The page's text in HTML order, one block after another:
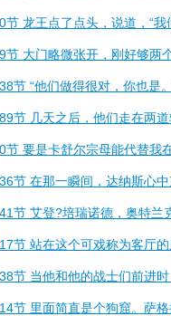
节 龙王点了点头，说道，“
节 大门略微张开，刚好够两
节 “他们做得很对，你也是
节 几天之后，他们走在两
节 要是卡舒尔宗母能代替我
节 在那一瞬间，达纳斯心
节 艾登?培瑞诺德，奥特兰
节 站在这个可戏称为客厅
节 当他和他的战士们前进
节 里面简直是个狗窟。萨